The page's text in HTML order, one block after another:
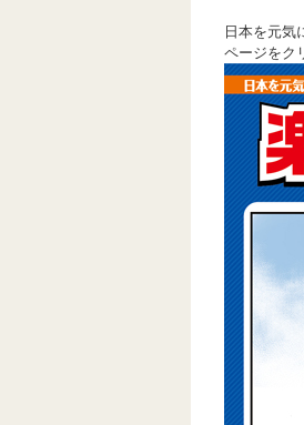
日本を元気
ページをク